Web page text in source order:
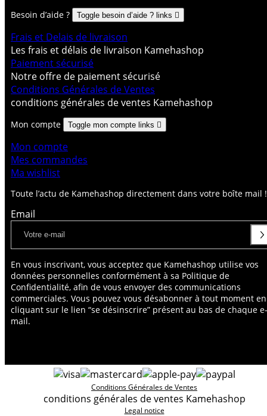
Toute l’actu de Kamehashop directement dans votre boîte mail !
Email
En vous inscrivant, vous acceptez que Kamehashop utilise vos
données personnelles conformément à sa Politique de
Confidentialité, afin de vous envoyer des communications
commerciales. Vous pouvez vous désabonner à tout moment en
cliquant sur le lien “se désinscrire” présent au bas de chaque e-
mail.
Besoin d’aide ? Toggle besoin d’aide ? links 
Frais et Delais de livraison
Les frais et délais de livraison Kamehashop
Paiement sécurisé
Notre offre de paiement sécurisé
Conditions Générales de Ventes
conditions générales de ventes Kamehashop
Mon compte Toggle mon compte links 
Mon compte
Mes commandes
Ma wishlist
Conditions Générales de Ventes
conditions générales de ventes Kamehashop
Legal notice